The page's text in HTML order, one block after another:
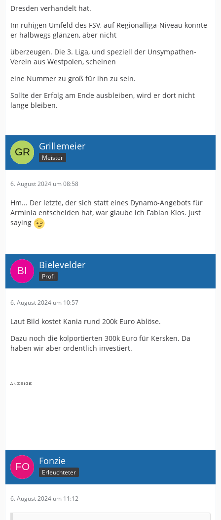
Dresden verhandelt hat.
Im ruhigen Umfeld des FSV, auf Regionalliga-Niveau konnte
er halbwegs glänzen, aber nicht
überzeugen. Die 3. Liga, und speziell der Unsympathen-
Verein aus Westpolen, scheinen
eine Nummer zu groß für ihn zu sein.
Sollte der Erfolg am Ende ausbleiben, wird er dort nicht
lange bleiben.
Grillemeier
Meister
6. August 2024 um 08:58
Hm... Der letzte, der sich statt eines Dynamo-Angebots für
Arminia entscheiden hat, war glaube ich Fabian Klos. Just
saying
Bielevelder
Profi
6. August 2024 um 10:57
Laut Bild kostet Kania rund 200k Euro Ablöse.
Dazu noch die kolportierten 300k Euro für Kersken. Da
haben wir aber ordentlich investiert.
Fonzie
Erleuchteter
6. August 2024 um 11:12